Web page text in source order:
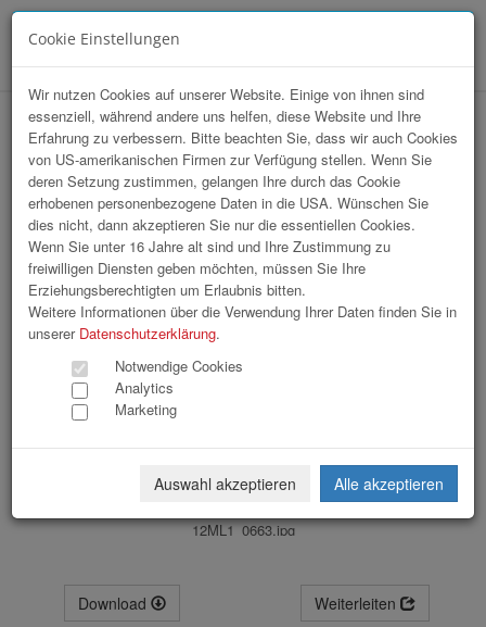
hr-lounge Mitte zu Gast bei Liwest
12ML1_0663.jpg
Download Weiterleiten
Cookie Einstellungen
Wir nutzen Cookies auf unserer Website. Einige von ihnen sind
essenziell, während andere uns helfen, diese Website und Ihre
Erfahrung zu verbessern. Bitte beachten Sie, dass wir auch Cookies
von US-amerikanischen Firmen zur Verfügung stellen. Wenn Sie
deren Setzung zustimmen, gelangen Ihre durch das Cookie
erhobenen personenbezogene Daten in die USA. Wünschen Sie
dies nicht, dann akzeptieren Sie nur die essentiellen Cookies.
Wenn Sie unter 16 Jahre alt sind und Ihre Zustimmung zu
freiwilligen Diensten geben möchten, müssen Sie Ihre
Erziehungsberechtigten um Erlaubnis bitten.
Weitere Informationen über die Verwendung Ihrer Daten finden Sie in
unserer Datenschutzerklärung.
Notwendige Cookies
Analytics
Marketing
Auswahl akzeptieren Alle akzeptieren